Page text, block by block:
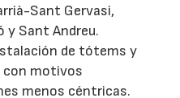
Sant Gervasi,
y Sant Andreu.
de tótems y
con motivos
menos céntricas.